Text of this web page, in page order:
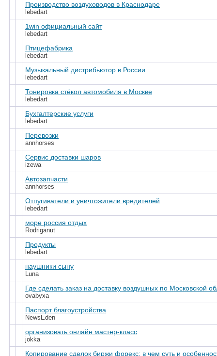
Производство воздуховодов в Краснодаре
lebedart
1win официальный сайт
lebedart
Птицефабрика
lebedart
Музыкальный дистрибьютор в России
lebedart
Тонировка стёкол автомобиля в Москве
lebedart
Бухгалтерские услуги
lebedart
Перевозки
annhorses
Сервис доставки шаров
izewa
Автозапчасти
annhorses
Отпугиватели и уничтожители вредителей
lebedart
море россия отдых
Rodriganut
Продукты
lebedart
наушники сыну
Luna
Где сделать заказ на доставку воздушных по Московской
ovabyxa
Паспорт благоустройства
NewsEden
организовать онлайн мастер-класс
jokka
Копирование сделок биржи форекс: в чем суть и